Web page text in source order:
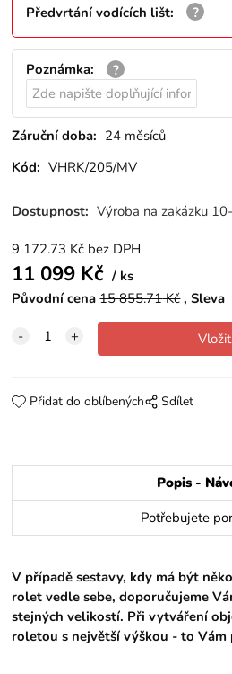
Předvrtání vodících lišt:
Poznámka:
Záruční doba: 24 měsíců
Kód: VHRK/205/MV
Dostupnost: Výroba na zakázku
9 172.73 Kč bez DPH
11 099 Kč
ks
Původní cena 15 855.71Kč Sleva
Přidat do oblíbených Sdílet
Popis -
Potřebujete
V případě sestavy, kdy má být
rolet vedle sebe, doporučujeme
stejných velikostí. Při vytváření
roletou s největší výškou - to